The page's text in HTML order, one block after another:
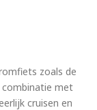
zoals de
met
cruisen en